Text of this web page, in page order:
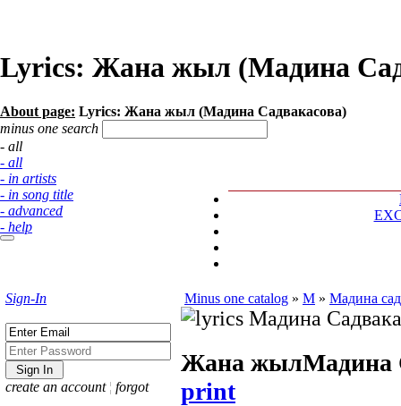
Lyrics: Жана жыл (Мадина
About page: Lyrics: Жана жыл (Мадина Садвакасова)
minus one search
- all
- all
- in artists
- in song title
- advanced
- help
Sign-In
create an account ¦ forgot
Minus one catalog » М » Мадина
Жана жылМадина
print